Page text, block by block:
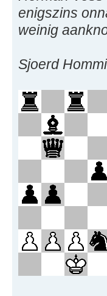
enigszins
weinig
Sjoerd